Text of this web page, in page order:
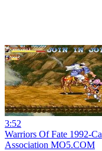
3:52
Warriors Of Fate 1992-
Association MO5.COM